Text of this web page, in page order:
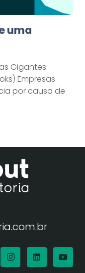
uma
Gigantes
Empresas
por causa de